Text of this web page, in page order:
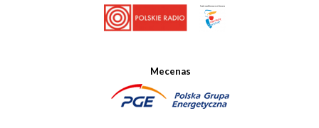
Mecenas